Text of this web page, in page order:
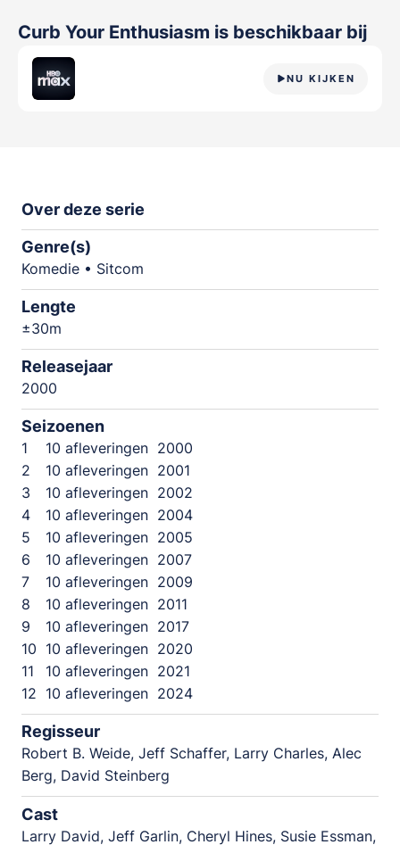
Curb Your Enthusiasm is beschikbaar bij
NU KIJKEN
Over deze serie
Genre(s)
Komedie • Sitcom
Lengte
±30m
Releasejaar
2000
Seizoenen
1 10 afleveringen 2000
2
10 afleveringen 2001
3
10 afleveringen 2002
4
10 afleveringen 2004
5
10 afleveringen 2005
6
10 afleveringen 2007
7
10 afleveringen 2009
8
10 afleveringen 2011
9
10 afleveringen 2017
10 10 afleveringen 2020
11
10 afleveringen 2021
12 10 afleveringen 2024
Regisseur
Robert B. Weide, Jeff Schaffer, Larry Charles, Alec
Berg, David Steinberg
Cast
Larry David, Jeff Garlin, Cheryl Hines, Susie Essman,